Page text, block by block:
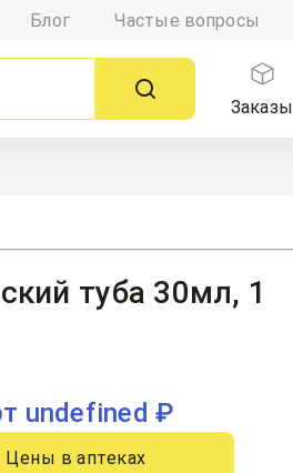
Блог Частые вопросы
Заказы
туба 30мл, 1
undefined ₽
Цены в аптеках